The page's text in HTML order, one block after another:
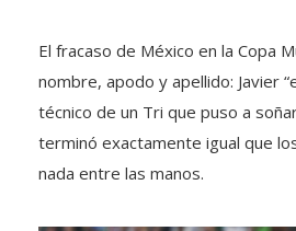
El fracaso de México en la Copa
nombre, apodo y apellido: Javier
técnico de un Tri que puso a
terminó exactamente igual que
nada entre las manos.